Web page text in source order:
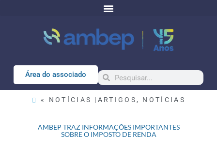
Área do associado
« NOTÍCIAS | ARTIGOS , NOTÍCIAS
AMBEP TRAZ INFORMAÇÕES IMPORTANTES
SOBRE O IMPOSTO DE RENDA